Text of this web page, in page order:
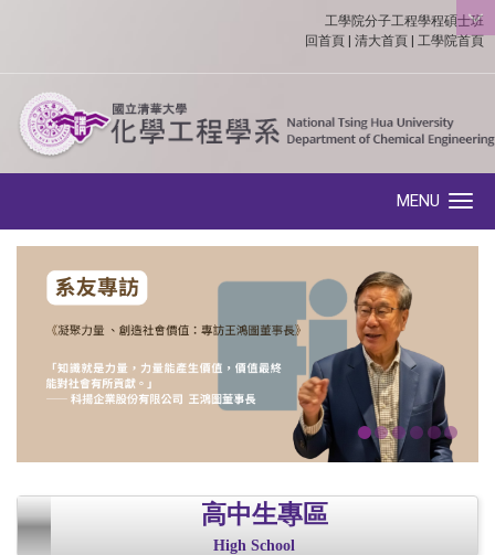
:::
工學院分子工程學程碩士班
回首頁
清大首頁 工學院首頁
MENU
高中生專區
High School